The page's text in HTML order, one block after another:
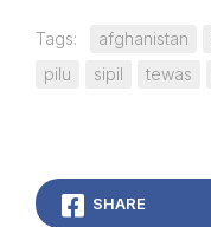
Tags: afghanistan
pilu
sipil tewas
SHARE